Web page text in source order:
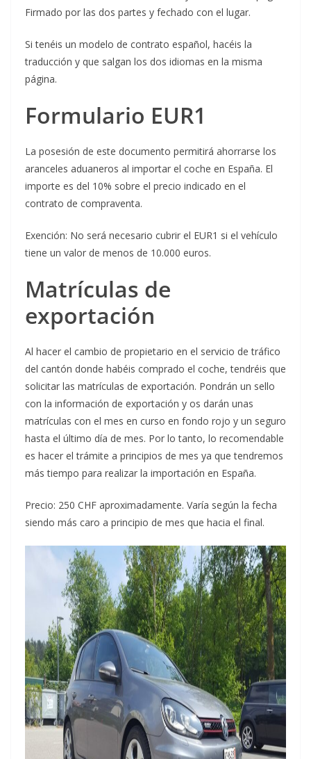
Firmado por las dos partes y fechado con el lugar.
Si tenéis un modelo de contrato español, hacéis la
traducción y que salgan los dos idiomas en la misma
página.
Formulario EUR1
La posesión de este documento permitirá ahorrarse los
aranceles aduaneros al importar el coche en España. El
importe es del 10% sobre el precio indicado en el
contrato de compraventa.
Exención: No será necesario cubrir el EUR1 si el vehículo
tiene un valor de menos de 10.000 euros.
Matrículas de
exportación
Al hacer el cambio de propietario en el servicio de tráfico
del cantón donde habéis comprado el coche, tendréis que
solicitar las matrículas de exportación. Pondrán un sello
con la información de exportación y os darán unas
matrículas con el mes en curso en fondo rojo y un seguro
hasta el último día de mes. Por lo tanto, lo recomendable
es hacer el trámite a principios de mes ya que tendremos
más tiempo para realizar la importación en España.
Precio: 250 CHF aproximadamente. Varía según la fecha
siendo más caro a principio de mes que hacia el final.